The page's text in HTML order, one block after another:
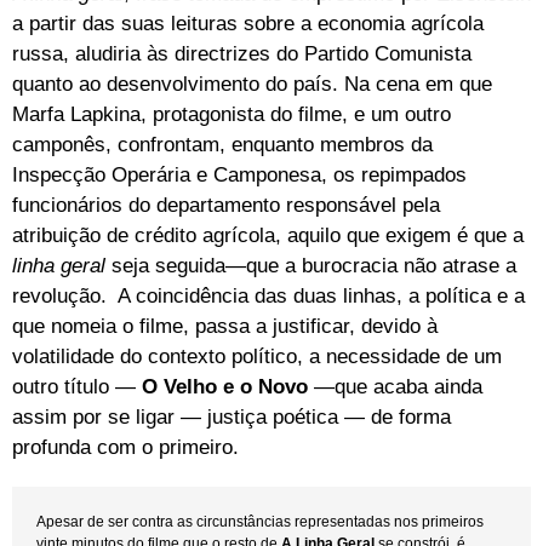
a partir das suas leituras sobre a economia agrícola
russa, aludiria às directrizes do Partido Comunista
quanto ao desenvolvimento do país. Na cena em que
Marfa Lapkina, protagonista do filme, e um outro
camponês, confrontam, enquanto membros da
Inspecção Operária e Camponesa, os repimpados
funcionários do departamento responsável pela
atribuição de crédito agrícola, aquilo que exigem é que a
linha geral seja seguida—que a burocracia não atrase a
revolução. A coincidência das duas linhas, a política e a
que nomeia o filme, passa a justificar, devido à
volatilidade do contexto político, a necessidade de um
outro título — O Velho e o Novo —que acaba ainda
assim por se ligar — justiça poética — de forma
profunda com o primeiro.
Apesar de ser contra as circunstâncias representadas nos primeiros